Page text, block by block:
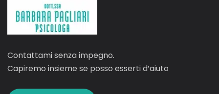
Contattami senza impegno.
Capiremo insieme se posso esserti d’aiuto